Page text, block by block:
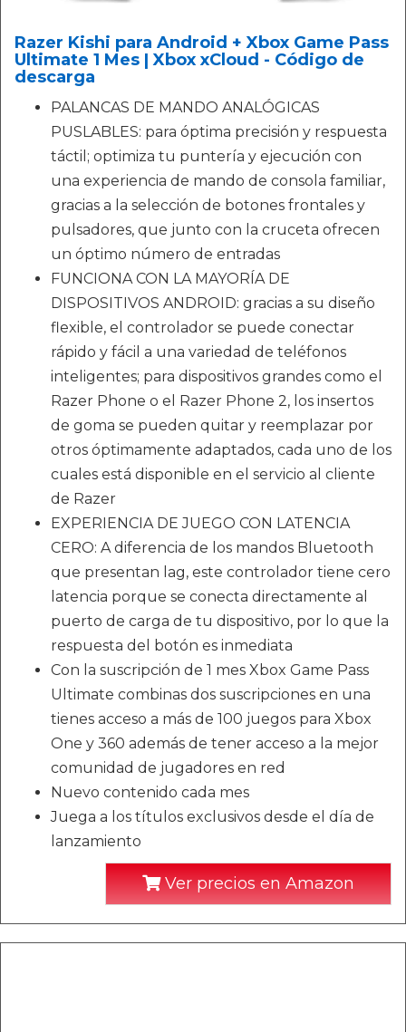
Razer Kishi para Android + Xbox Game Pass
Ultimate 1 Mes | Xbox xCloud - Código de
descarga
PALANCAS DE MANDO ANALÓGICAS
PUSLABLES: para óptima precisión y respuesta
táctil; optimiza tu puntería y ejecución con
una experiencia de mando de consola familiar,
gracias a la selección de botones frontales y
pulsadores, que junto con la cruceta ofrecen
un óptimo número de entradas
FUNCIONA CON LA MAYORÍA DE
DISPOSITIVOS ANDROID: gracias a su diseño
flexible, el controlador se puede conectar
rápido y fácil a una variedad de teléfonos
inteligentes; para dispositivos grandes como el
Razer Phone o el Razer Phone 2, los insertos
de goma se pueden quitar y reemplazar por
otros óptimamente adaptados, cada uno de los
cuales está disponible en el servicio al cliente
de Razer
EXPERIENCIA DE JUEGO CON LATENCIA
CERO: A diferencia de los mandos Bluetooth
que presentan lag, este controlador tiene cero
latencia porque se conecta directamente al
puerto de carga de tu dispositivo, por lo que la
respuesta del botón es inmediata
Con la suscripción de 1 mes Xbox Game Pass
Ultimate combinas dos suscripciones en una
tienes acceso a más de 100 juegos para Xbox
One y 360 además de tener acceso a la mejor
comunidad de jugadores en red
Nuevo contenido cada mes
Juega a los títulos exclusivos desde el día de
lanzamiento
Ver precios en Amazon